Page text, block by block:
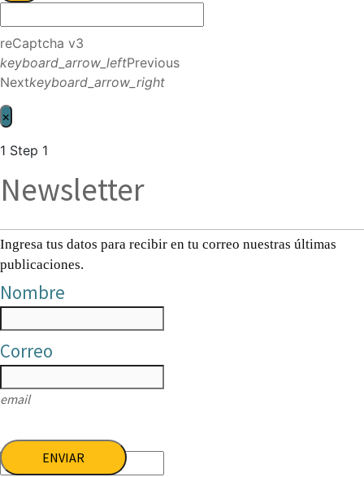
reCaptcha v3
keyboard_arrow_leftPrevious
Nextkeyboard_arrow_right
×
1 Step 1
Newsletter
Ingresa tus datos para recibir en tu correo nuestras últimas
publicaciones.
Nombre
Correo
email
ENVIAR